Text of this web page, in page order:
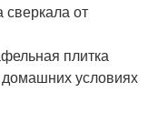
сверкала от
плитка
домашних условиях